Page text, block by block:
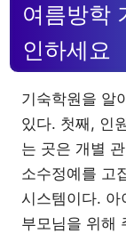
여름방학
인하세요
기숙학원을 알
있다. 첫째, 인
는 곳은 개별
소수정예를 고
시스템이다. 아
부모님을 위해